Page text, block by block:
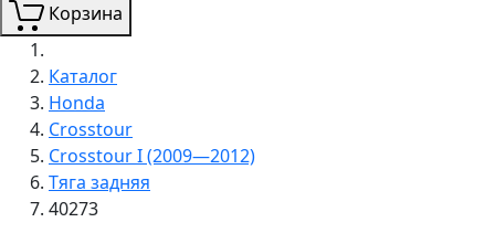
Корзина
Каталог
Honda
Crosstour
Crosstour I (2009—2012)
Тяга задняя
40273